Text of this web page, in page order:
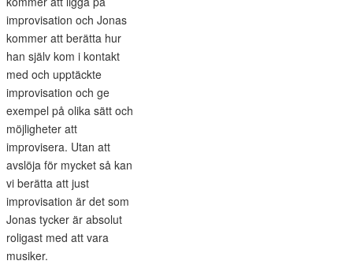
improvisation och Jonas
kommer att berätta hur
han själv kom i kontakt
med och upptäckte
improvisation och ge
exempel på olika sätt och
möjligheter att
improvisera. Utan att
avslöja för mycket så kan
vi berätta att just
improvisation är det som
Jonas tycker är absolut
roligast med att vara
musiker.